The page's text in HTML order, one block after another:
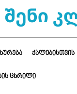
ᲥᲐᲚᲔᲑᲘᲡᲗᲕᲘᲡ
ᲪᲮᲠᲘᲚᲘ